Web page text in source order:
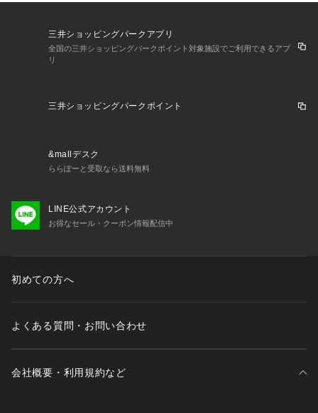
整やアフターケアをお受けいたしております。また、度付きレ
ンズやカラーレンズなど様々なレンズオーダーも承りますの
で、Lunetterieの店舗までお気軽にお問い合わせください。
三井ショッピングパークアプリ
全国の三井ショッピングパークポイント対象施設でご利用できるアプ
リ
三井ショッピングパークポイント
&mallデスク
ららぽーと受取なら送料無料
LINE公式アカウント
お得なセール・クーポン情報配信中
初めての方へ
よくある質問・お問い合わせ
会社概要・利用規約など